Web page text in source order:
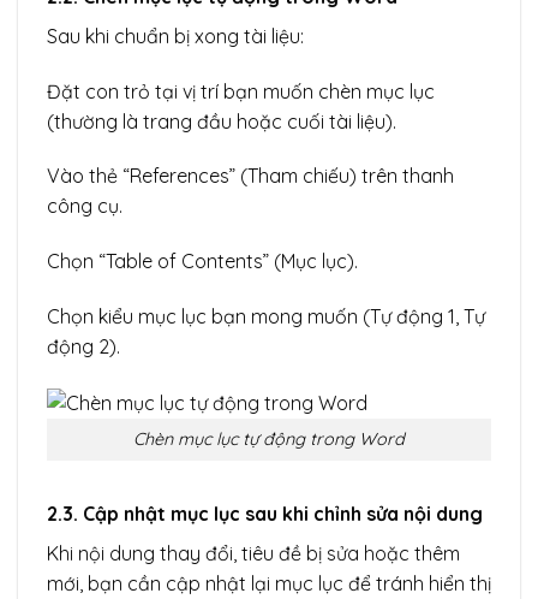
Sau khi chuẩn bị xong tài liệu:
Đặt con trỏ tại vị trí bạn muốn chèn mục lục
(thường là trang đầu hoặc cuối tài liệu).
Vào thẻ “References” (Tham chiếu) trên thanh
công cụ.
Chọn “Table of Contents” (Mục lục).
Chọn kiểu mục lục bạn mong muốn (Tự động 1, Tự
động 2).
Chèn mục lục tự động trong Word
2.3. Cập nhật mục lục sau khi chỉnh sửa nội dung
Khi nội dung thay đổi, tiêu đề bị sửa hoặc thêm
mới, bạn cần cập nhật lại mục lục để tránh hiển thị